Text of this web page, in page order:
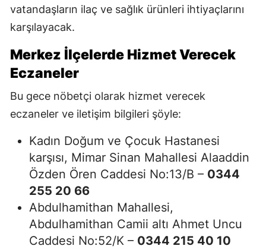
vatandaşların ilaç ve sağlık ürünleri ihtiyaçlarını
karşılayacak.
Merkez İlçelerde Hizmet Verecek
Eczaneler
Bu gece nöbetçi olarak hizmet verecek
eczaneler ve iletişim bilgileri şöyle:
Kadın Doğum ve Çocuk Hastanesi
karşısı, Mimar Sinan Mahallesi Alaaddin
Özden Ören Caddesi No:13/B – 0344
255 20 66
Abdulhamithan Mahallesi,
Abdulhamithan Camii altı Ahmet Uncu
Caddesi No:52/K – 0344 215 40 10